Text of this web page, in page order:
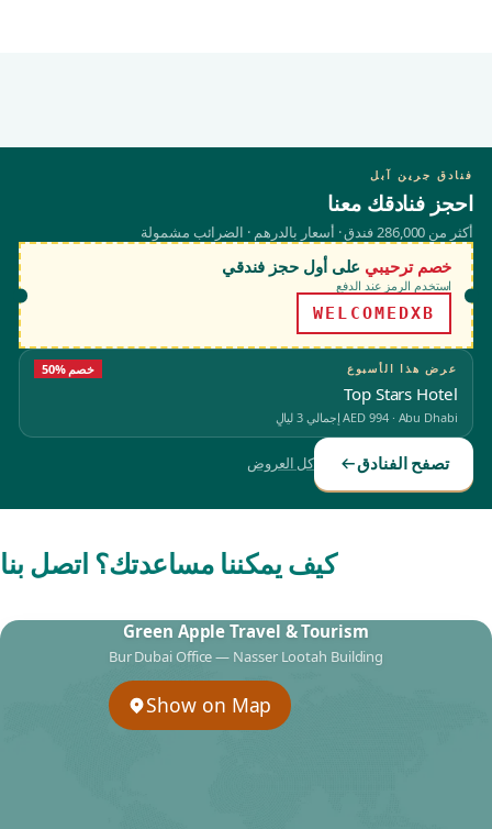
فنادق جرين آبل
احجز فنادقك معنا
أكثر من 286,000 فندق · أسعار بالدرهم · الضرائب مشمولة
خصم ترحيبي على أول حجز فندقي
استخدم الرمز عند الدفع
WELCOMEDXB
عرض هذا الأسبوع 50% خصم
Top Stars Hotel
Abu Dhabi
·
AED 994إجمالي 3 ليالٍ
تصفح الفنادق كل العروض
كيف يمكننا مساعدتك؟ اتصل بنا
Green Apple Travel & Tourism
Bur Dubai Office — Nasser Lootah Building
Show on Map